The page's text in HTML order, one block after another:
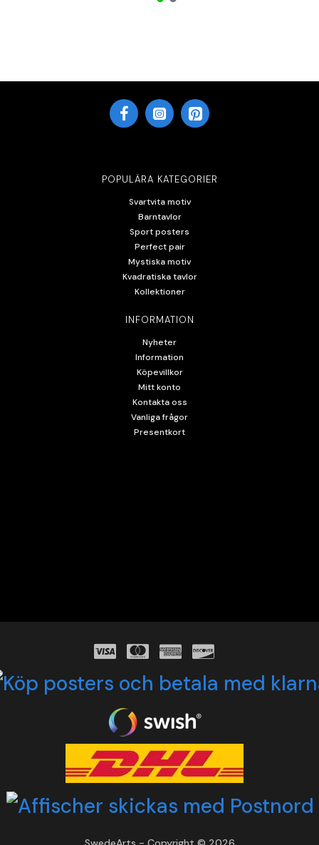
POPULÄRA KATEGORIER
Svartvita motiv
Barntavlor
Sport posters
Perfect pair
Mystiska motiv
Kvadratiska tavlor
Kollektioner
INFORMATION
Nyheter
Information
Köpevillkor
Mitt konto
Kontakta oss
Vanliga frågor
Presentkort